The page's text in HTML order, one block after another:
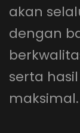
akan
dengan
serta
maksimal.